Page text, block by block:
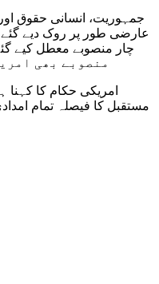
جمہوریت، انسانی حقوق
عارضی طور پر روک دیے
منصوبے بھی
امریکی حکام کا
مستقبل کا فیصلہ تمام